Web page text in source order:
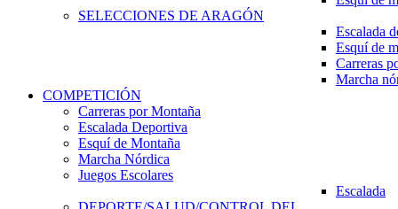
SELECCIONES DE ARAGÓN
Escalada
Esquí de
Carreras
Marcha
COMPETICIÓN
Carreras por Montaña
Escalada Deportiva
Esquí de Montaña
Marcha Nórdica
Juegos Escolares
Escalada